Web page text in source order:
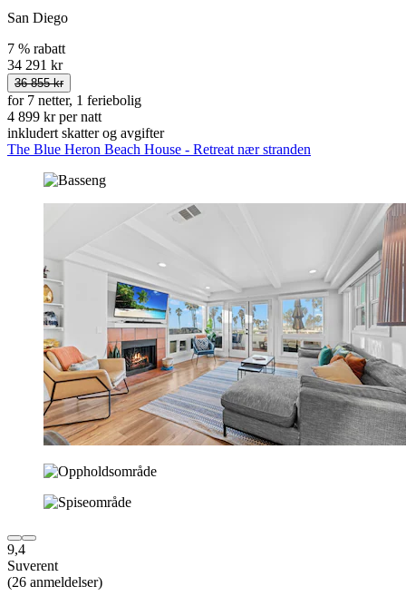
San Diego
7 % rabatt
34 291 kr
36 855 kr
for 7 netter, 1 feriebolig
4 899 kr per natt
inkludert skatter og avgifter
The Blue Heron Beach House - Retreat nær stranden
9,4
Suverent
(26 anmeldelser)